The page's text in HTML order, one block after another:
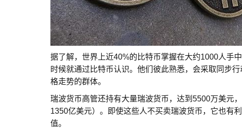
据了解，世界上近40%的比特币掌握在大约1000人手
时候就通过比特币认识。他们彼此熟悉，会采取同步
格走势的群体。
瑞波货币高管还持有大量瑞波货币，达到5500万美元
1350亿美元）。即使这些人不买卖瑞波货币，它也有
值。